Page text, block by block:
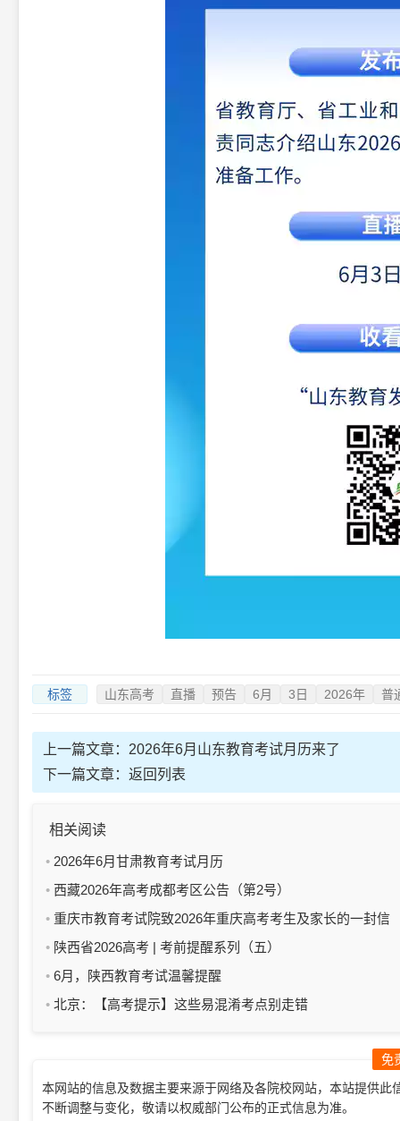
标签 山东高考 直播 预告 6月 3日 2026年 普
上一篇文章： 2026年6月山东教育考试月历来了
下一篇文章： 返回列表
相关阅读
2026年6月甘肃教育考试月历
西藏2026年高考成都考区公告（第2号）
重庆市教育考试院致2026年重庆高考考生及家长的一封信
陕西省2026高考 | 考前提醒系列（五）
6月，陕西教育考试温馨提醒
北京：【高考提示】这些易混淆考点别走错
免
本网站的信息及数据主要来源于网络及各院校网站，本站提供
不断调整与变化，敬请以权威部门公布的正式信息为准。